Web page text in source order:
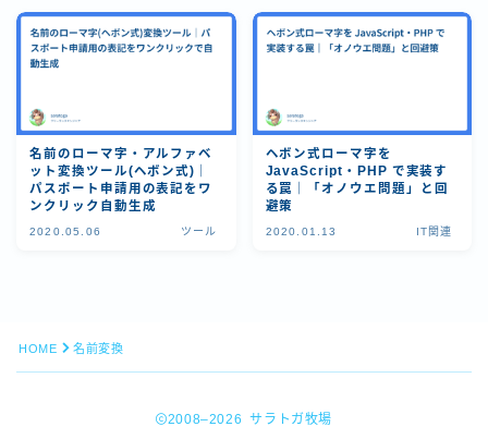
名前のローマ字・アルファベ
ット変換ツール(ヘボン式)｜
パスポート申請用の表記をワ
ンクリック自動生成
2020.05.06 ツール
ヘボン式ローマ字を
JavaScript・PHP で実装す
る罠｜「オノウエ問題」と回
避策
2020.01.13 IT関連
HOME 名前変換
2008–2026 サラトガ牧場